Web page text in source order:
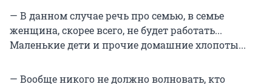
— В данном случае речь про семью, в семье
женщина, скорее всего, не будет работать...
Маленькие дети и прочие домашние хлопоты...
— Вообще никого не должно волновать, кто